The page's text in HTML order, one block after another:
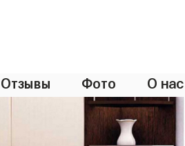
Отзывы Фото О нас